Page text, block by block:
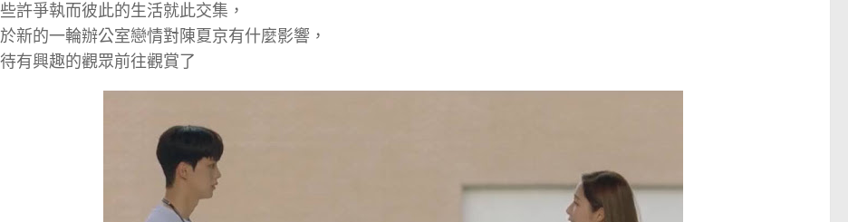
許爭執而彼此的生活就此交集，
新的一輪辦公室戀情對陳夏京有什麼影響，
有興趣的觀眾前往觀賞了